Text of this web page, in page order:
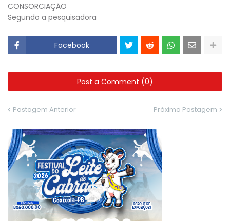
CONSORCIAÇÃO
Segundo a pesquisadora
Facebook
Post a Comment (0)
Postagem Anterior Próxima Postagem